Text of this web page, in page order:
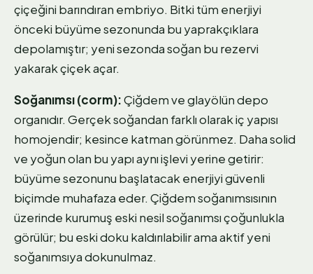
çiçeğini barındıran embriyo. Bitki tüm enerjiyi
önceki büyüme sezonunda bu yaprakçıklara
depolamıştır; yeni sezonda soğan bu rezervi
yakarak çiçek açar.
Soğanımsı (corm):Çiğdem ve glayölün depo
organıdır. Gerçek soğandan farklı olarak iç yapısı
homojendir; kesince katman görünmez. Daha solid
ve yoğun olan bu yapı aynı işlevi yerine getirir:
büyüme sezonunu başlatacak enerjiyi güvenli
biçimde muhafaza eder. Çiğdem soğanımsısının
üzerinde kurumuş eski nesil soğanımsı çoğunlukla
görülür; bu eski doku kaldırılabilir ama aktif yeni
soğanımsıya dokunulmaz.